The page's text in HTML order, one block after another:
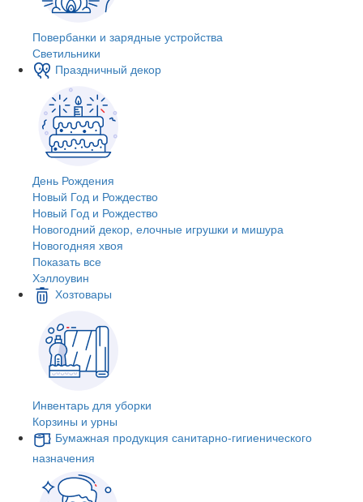
Повербанки и зарядные устройства
Светильники
Праздничный декор
День Рождения
Новый Год и Рождество
Новый Год и Рождество
Новогодний декор, елочные игрушки и мишура
Новогодняя хвоя
Показать все
Хэллоувин
Хозтовары
Инвентарь для уборки
Корзины и урны
Бумажная продукция санитарно-гигиенического
назначения